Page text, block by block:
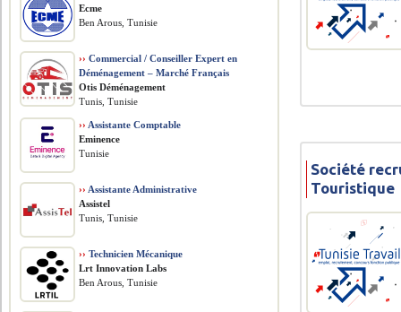
Société
Touristique
Ecme
Ben Arous, Tunisie
›› Commercial / Conseiller Expert en
Déménagement – Marché Français
Otis Déménagement
Tunis, Tunisie
›› Assistante Comptable
Eminence
Tunisie
›› Assistante Administrative
Assistel
Tunis, Tunisie
›› Technicien Mécanique
Lrt Innovation Labs
Ben Arous, Tunisie